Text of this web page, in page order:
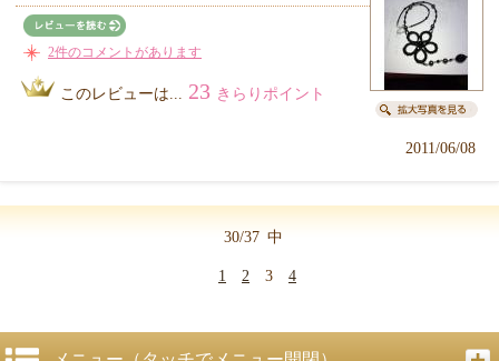
2件のコメントがあります
このレビューは... 23 きらりポイント
2011/06/08
30/37 中
1 2 3 4